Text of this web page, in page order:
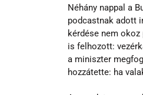
Néhány nappal a
podcastnak adott
kérdése nem
is felhozott:
a miniszter
hozzátette: ha